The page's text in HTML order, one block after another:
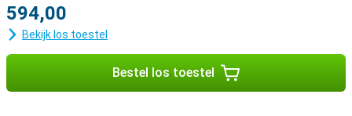
594,00
Bekijk los toestel
Bestel los toestel